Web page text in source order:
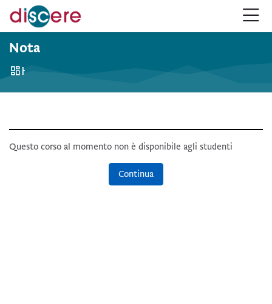
Salta alla navigazione
Salta al form login
Vai al contenuto principale
Salta alle opzioni accessibilità
Salta al footer
Salta opzioni accessibilità
Nota
Home
Questo corso al momento non è disponibile agli studenti
Continua